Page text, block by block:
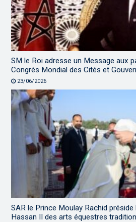
SM le Roi adresse un Message aux
Congrès Mondial des Cités et
23/06/2026
SAR le Prince Moulay Rachid préside
Hassan II des arts équestres